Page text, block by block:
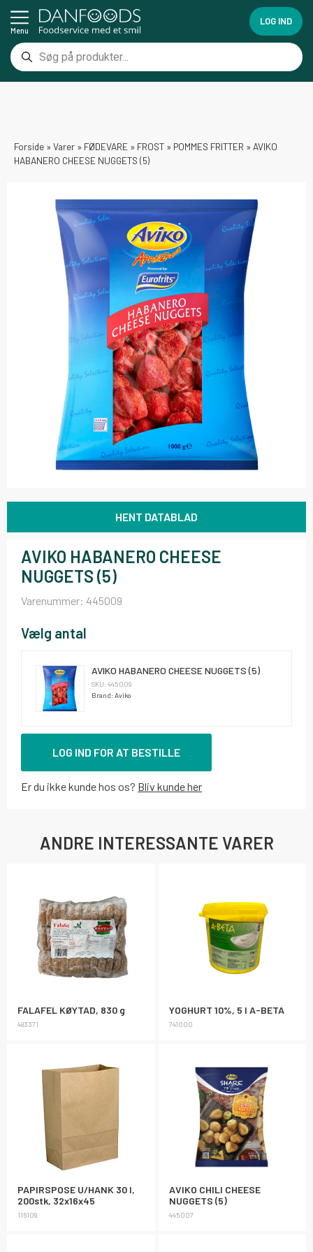
Menu
LOG IND
Forside » Varer » FØDEVARE » FROST » POMMES FRITTER » AVIKO
HABANERO CHEESE NUGGETS (5)
HENT DATABLAD
AVIKO HABANERO CHEESE
NUGGETS (5)
Varenummer: 445009
Vælg antal
AVIKO HABANERO CHEESE NUGGETS (5)
SKU: 445009
Brand: Aviko
LOG IND FOR AT BESTILLE
Er du ikke kunde hos os? Bliv kunde her
ANDRE INTERESSANTE VARER
FALAFEL KØYTAD, 830 g
483371
YOGHURT 10%, 5 l A-BETA
741000
PAPIRSPOSE U/HANK 30 l,
200stk, 32x16x45
116109
AVIKO CHILI CHEESE
NUGGETS (5)
445007